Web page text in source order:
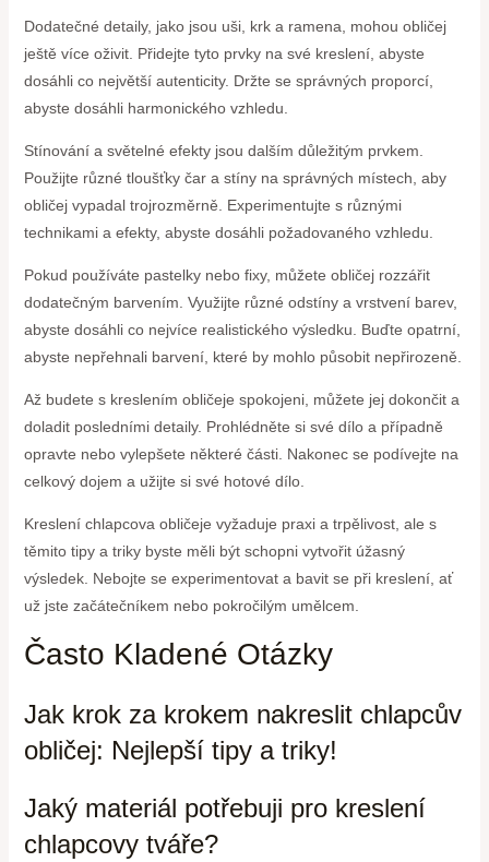
Dodatečné detaily, jako jsou uši, krk a ramena, mohou obličej
ještě více oživit. Přidejte tyto prvky na své kreslení, abyste
dosáhli co největší autenticity. Držte se správných proporcí,
abyste dosáhli harmonického vzhledu.
Stínování a světelné efekty jsou dalším důležitým prvkem.
Použijte různé tloušťky čar a stíny na správných místech, aby
obličej vypadal trojrozměrně. Experimentujte s různými
technikami a efekty, abyste dosáhli požadovaného vzhledu.
Pokud používáte pastelky nebo fixy, můžete obličej rozzářit
dodatečným barvením. Využijte různé odstíny a vrstvení barev,
abyste dosáhli co nejvíce realistického výsledku. Buďte opatrní,
abyste nepřehnali barvení, které by mohlo působit nepřirozeně.
Až budete s kreslením obličeje spokojeni, můžete jej dokončit a
doladit posledními detaily. Prohlédněte si své dílo a případně
opravte nebo vylepšete některé části. Nakonec se podívejte na
celkový dojem a užijte si své hotové dílo.
Kreslení chlapcova obličeje vyžaduje praxi a trpělivost, ale s
těmito tipy a triky byste měli být schopni vytvořit úžasný
výsledek. Nebojte se experimentovat a bavit se při kreslení, ať
už jste začátečníkem nebo pokročilým umělcem.
Často Kladené Otázky
Jak krok za krokem nakreslit chlapcův
obličej: Nejlepší tipy a triky!
Jaký materiál potřebuji pro kreslení
chlapcovy tváře?